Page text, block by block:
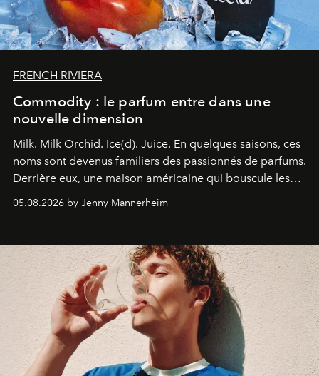
FRENCH RIVIERA
Commodity : le parfum entre dans une
nouvelle dimension
Milk. Milk Orchid. Ice(d). Juice. En quelques saisons, ces
noms sont devenus familiers des passionnés de parfums.
Derrière eux, une maison américaine qui bouscule les
codes de la parfumerie contemporaine en proposant
une approche aussi intuitive que personnelle :
05.08.2026 by Jenny Mannerheim